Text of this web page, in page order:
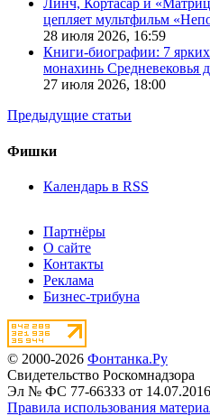
Линч, Кортасар и
цепляет мультфильм
28 июля 2026, 16:59
Книги-биографии: 7
монахинь Средневековья
27 июля 2026, 18:00
Предыдущие статьи
Фишки
Календарь в RSS
Партнёры
О сайте
Контакты
Реклама
Бизнес-трибуна
© 2000-2026 Фонтанка.Ру
Свидетельство Роскомнадзора
Эл № ФС 77-66333 от 14.07.2016
Правила использования